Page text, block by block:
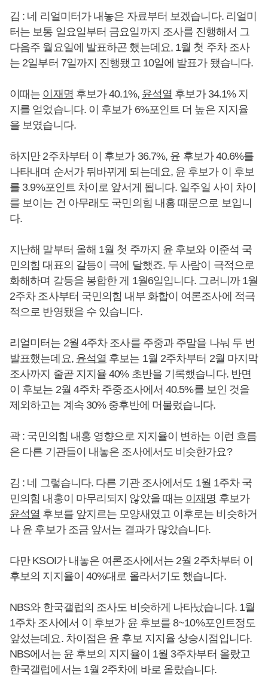
김 : 네 리얼미터가 내놓은 자료부터 보겠습니다. 리얼미
터는 보통 일요일부터 금요일까지 조사를 진행해서 그
다음주 월요일에 발표하곤 했는데요, 1월 첫 주차 조사
는 2일부터 7일까지 진행됐고 10일에 발표가 됐습니다.
이때는 이재명 후보가 40.1%, 윤석열 후보가 34.1% 지
지를 얻었습니다. 이 후보가 6%포인트 더 높은 지지율
을 보였습니다.
하지만 2주차부터 이 후보가 36.7%, 윤 후보가 40.6%를
나타내며 순서가 뒤바뀌게 되는데요, 윤 후보가 이 후보
를 3.9%포인트 차이로 앞서게 됩니다. 일주일 사이 차이
를 보이는 건 아무래도 국민의힘 내홍 때문으로 보입니
다.
지난해 말부터 올해 1월 첫 주까지 윤 후보와 이준석 국
민의힘 대표의 갈등이 극에 달했죠. 두 사람이 극적으로
화해하며 갈등을 봉합한 게 1월6일입니다. 그러니까 1월
2주차 조사부터 국민의힘 내부 화합이 여론조사에 적극
적으로 반영됐을 수 있습니다.
리얼미터는 2월 4주차 조사를 주중과 주말을 나눠 두 번
발표했는데요, 윤석열 후보는 1월 2주차부터 2월 마지막
조사까지 줄곧 지지율 40% 초반을 기록했습니다. 반면
이 후보는 2월 4주차 주중조사에서 40.5%를 보인 것을
제외하고는 계속 30% 중후반에 머물렀습니다.
곽 : 국민의힘 내홍 영향으로 지지율이 변하는 이런 흐름
은 다른 기관들이 내놓은 조사에서도 비슷한가요?
김 : 네 그렇습니다. 다른 기관 조사에서도 1월 1주차 국
민의힘 내홍이 마무리되지 않았을 때는 이재명 후보가
윤석열 후보를 앞지르는 모양새였고 이후로는 비슷하거
나 윤 후보가 조금 앞서는 결과가 많았습니다.
다만 KSOI가 내놓은 여론조사에서는 2월 2주차부터 이
후보의 지지율이 40%대로 올라서기도 했습니다.
NBS와 한국갤럽의 조사도 비슷하게 나타났습니다. 1월
1주차 조사에서 이 후보가 윤 후보를 8~10%포인트정도
앞섰는데요. 차이점은 윤 후보 지지율 상승시점입니다.
NBS에서는 윤 후보의 지지율이 1월 3주차부터 올랐고
한국갤럽에서는 1월 2주차에 바로 올랐습니다.